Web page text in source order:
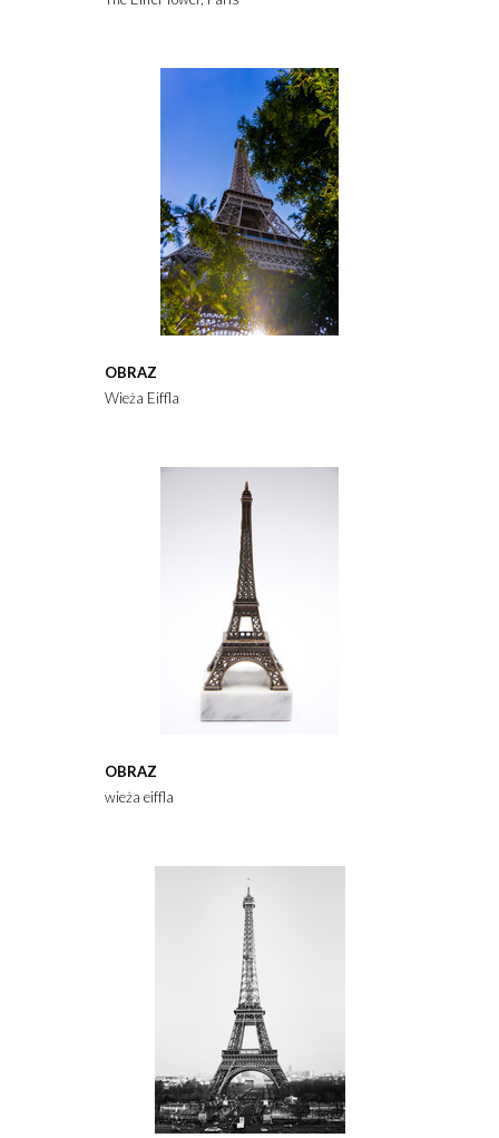
OBRAZ
Wieża Eiffla
OBRAZ
wieża eiffla